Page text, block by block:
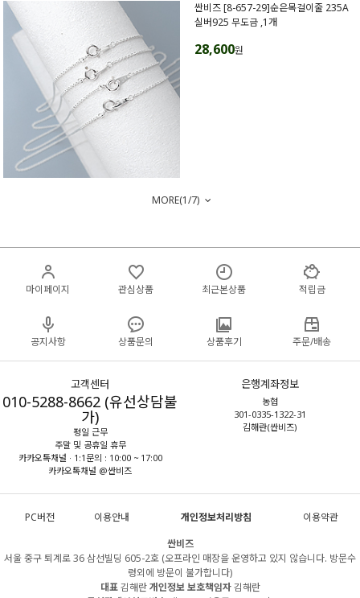
싼비즈 [8-657-29]순은목걸이줄 235A
실버925 무도금 ,1개
28,600원
MORE(1/7)
마이페이지 관심상품 최근본상품 적립금
공지사항 상품문의 상품후기 주문/배송
고객센터
010-5288-8662 (유선상담불
가)
평일 근무
주말 및 공휴일 휴무
카카오톡채널 · 1:1문의 : 10:00 ~ 17:00
카카오톡채널 @싼비즈
은행계좌정보
농협
301-0335-1322-31
김해란(싼비즈)
PC버전 이용안내 개인정보처리방침
이용약관
싼비즈
서울 중구 퇴계로 36 삼선빌딩 605-2호 (오프라인 매장을 운영하고 있지 않습니다. 방문수
령외에 방문이 불가합니다)
대표김해란개인정보 보호책임자김해란